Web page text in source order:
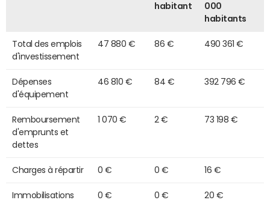
habitant
000
habitants
Total des emplois
d'investissement
47 880 € 86 € 490 361 €
Dépenses
d'équipement
46 810 € 84 € 392 796 €
Remboursement
d'emprunts et
dettes
1 070 € 2 € 73 198 €
Charges à répartir 0 € 0 € 16 €
Immobilisations
0 € 0 € 20 €